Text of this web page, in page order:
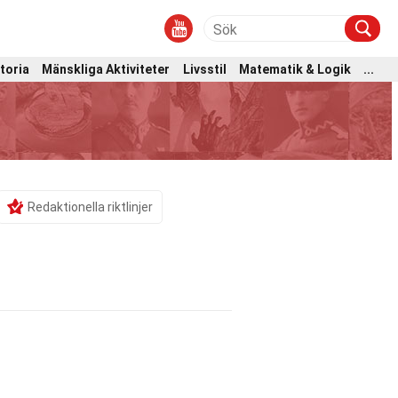
Mänskliga Aktiviteter Livsstil Matematik & Logik
...
Redaktionella riktlinjer